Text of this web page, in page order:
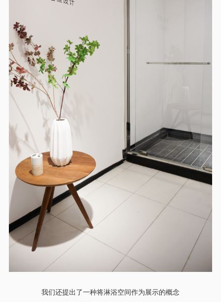
大家都在搜：
金莎丽
SALLY 卫浴品牌 整体卫生间
我们还提出了一种将淋浴空间作为展示的概念